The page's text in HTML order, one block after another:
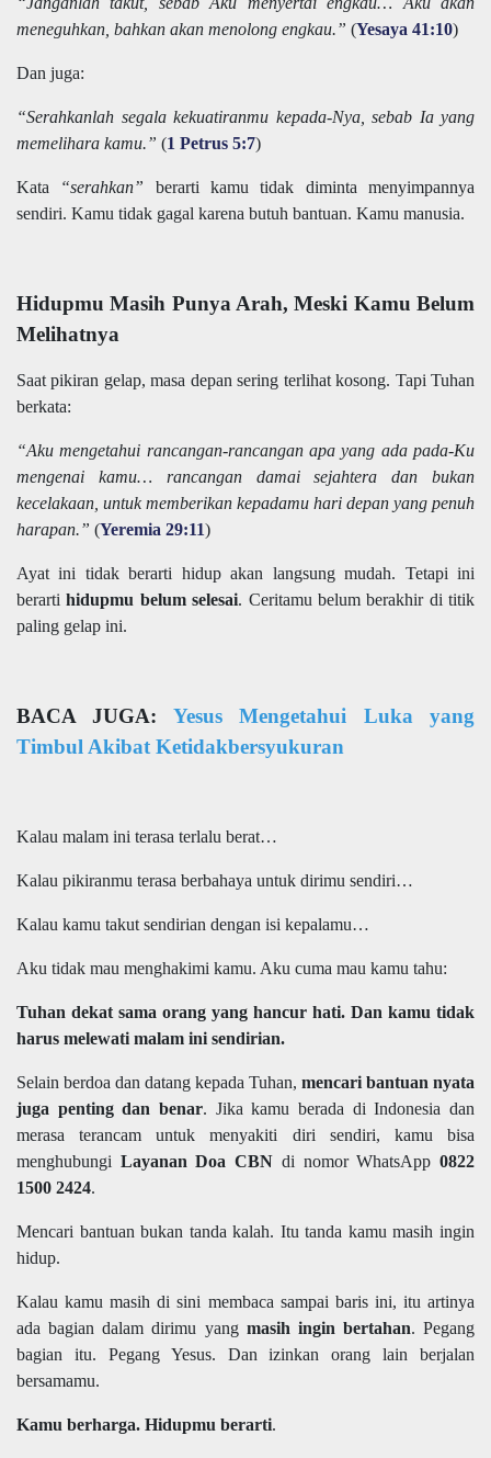
meneguhkan, bahkan akan menolong engkau.” (Yesaya 41:10)
Dan juga:
“Serahkanlah segala kekuatiranmu kepada-Nya, sebab Ia yang
memelihara kamu.” (1 Petrus 5:7)
Kata “serahkan” berarti kamu tidak diminta menyimpannya
sendiri. Kamu tidak gagal karena butuh bantuan. Kamu manusia.
Hidupmu Masih Punya Arah, Meski Kamu Belum
Melihatnya
Saat pikiran gelap, masa depan sering terlihat kosong. Tapi Tuhan
berkata:
“Aku mengetahui rancangan-rancangan apa yang ada pada-Ku
mengenai kamu… rancangan damai sejahtera dan bukan
kecelakaan, untuk memberikan kepadamu hari depan yang penuh
harapan.” (Yeremia 29:11)
Ayat ini tidak berarti hidup akan langsung mudah. Tetapi ini
berartihidupmu belum selesai. Ceritamu belum berakhir di titik
paling gelap ini.
BACA JUGA: Yesus Mengetahui Luka yang
Timbul Akibat Ketidakbersyukuran
Kalau malam ini terasa terlalu berat…
Kalau pikiranmu terasa berbahaya untuk dirimu sendiri…
Kalau kamu takut sendirian dengan isi kepalamu…
Aku tidak mau menghakimi kamu. Aku cuma mau kamu tahu:
Tuhan dekat sama orang yang hancur hati. Dan kamu tidak
harus melewati malam ini sendirian.
Selain berdoa dan datang kepada Tuhan, mencari bantuan nyata
juga penting dan benar. Jika kamu berada di Indonesia dan
merasa terancam untuk menyakiti diri sendiri, kamu bisa
menghubungi Layanan Doa CBN di nomor WhatsApp0822
1500 2424.
Mencari bantuan bukan tanda kalah. Itu tanda kamu masih ingin
hidup.
Kalau kamu masih di sini membaca sampai baris ini, itu artinya
ada bagian dalam dirimu yang masih ingin bertahan. Pegang
bagian itu. Pegang Yesus. Dan izinkan orang lain berjalan
bersamamu.
Kamu berharga. Hidupmu berarti.